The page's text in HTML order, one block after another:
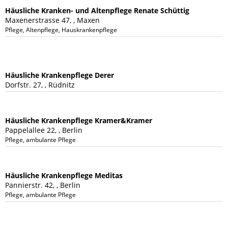
Häusliche Kranken- und Altenpflege Renate Schüttig
Maxenerstrasse 47, , Maxen
Pflege, Altenpflege, Hauskrankenpflege
Häusliche Krankenpflege Derer
Dorfstr. 27, , Rüdnitz
Häusliche Krankenpflege Kramer&Kramer
Pappelallee 22, , Berlin
Pflege, ambulante Pflege
Häusliche Krankenpflege Meditas
Pannierstr. 42, , Berlin
Pflege, ambulante Pflege